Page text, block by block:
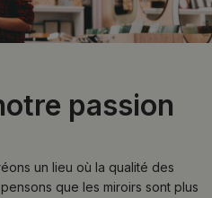
passion
un lieu où la qualité des
que les miroirs sont plus